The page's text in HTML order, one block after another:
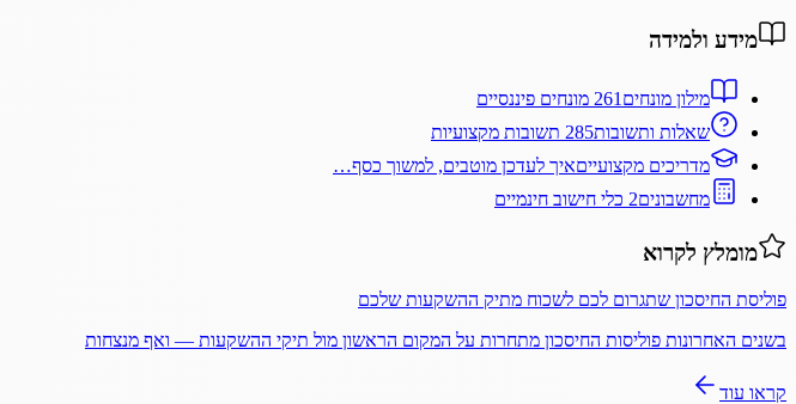
מידע ולמידה
מילון מונחים 261 מונחים פיננסיים
שאלות ותשובות285 תשובות מקצועיות
מדריכים מקצועייםאיך לעדכן מוטבים, למשוך כסף…
מחשבונים2 כלי חישוב חינמיים
מומלץ לקרוא
פוליסת החיסכון שתגרום לכם לשכוח מתיק ההשקעות שלכם
בשנים האחרונות פוליסות החיסכון מתחרות על המקום הראשון מול תיקי ההשקעות — ואף מנצחות
קראו עוד